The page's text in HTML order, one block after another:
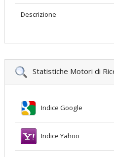
Descrizione
Statistiche Motori di
Indice Google
Indice Yahoo